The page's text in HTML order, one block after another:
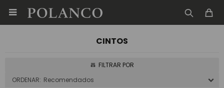

CINTOS
Recomendados